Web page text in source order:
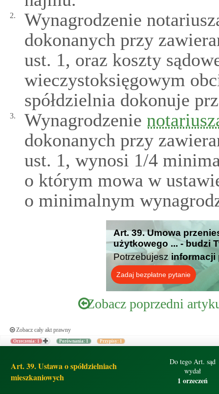
2.
Wynagrodzenie
dokonanych przy
ust. 1, oraz koszty
wieczystoksięgowym
spółdzielnia dokonuje
3. Wynagrodzenie
dokonanych przy
ust. 1, wynosi 1/4
o którym mowa w
o minimalnym
Art. 39. Umowa
użytkowego ... - budzi
Potrzebujesz informacji
Zadaj bezpłatne pytanie
Zobacz poprzedni
Zobacz cały akt prawny
Orzeczenia: 1 Porównania: 1 Przypisy: 1
Art. 39. Ustawa o spółdzielniach
mieszkaniowych
Do tego Art. sąd
wydał
1 orzeczeń